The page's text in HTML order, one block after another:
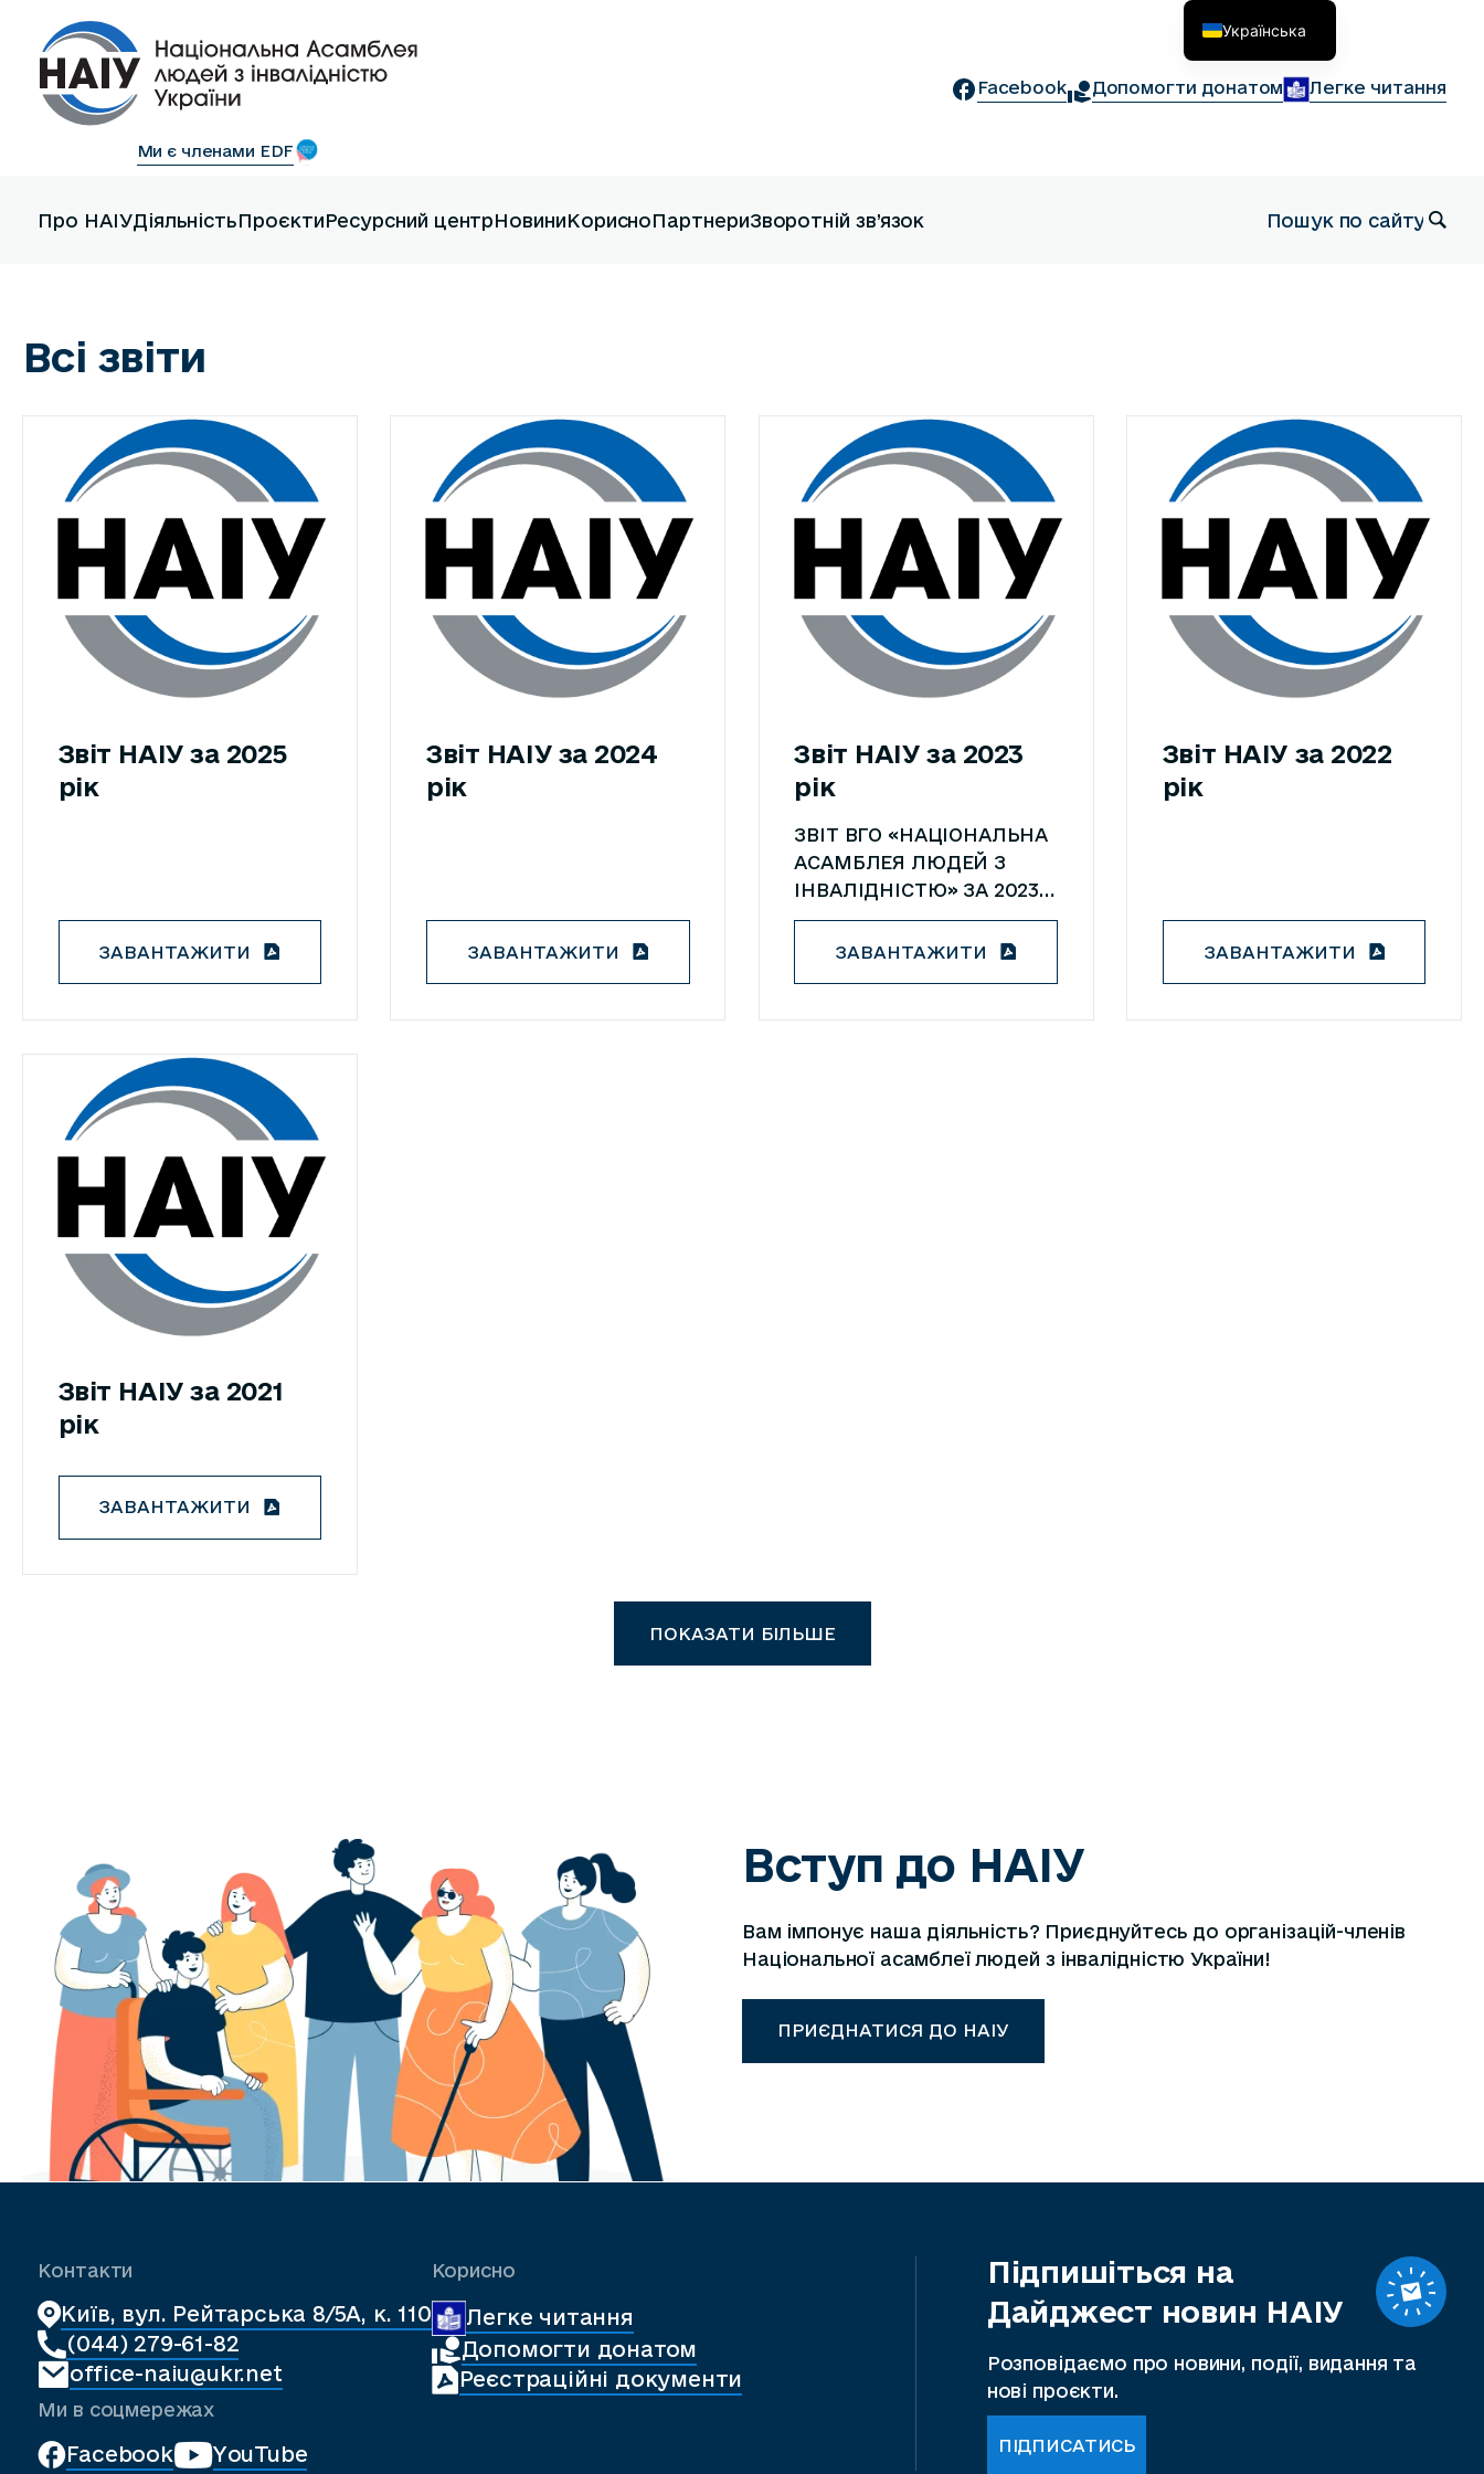
Ми є членами EDF
Facebook Допомогти донатом Легке читання
Про НАІУДіяльністьПроєктиРесурсний центрНовиниКорисноПартнериЗворотній зв’язок
Всі звіти
Звіт НАІУ за 2025
рік
ЗАВАНТАЖИТИ
Звіт НАІУ за 2024
рік
ЗАВАНТАЖИТИ
Звіт НАІУ за 2023
рік
ЗВІТ ВГО «НАЦІОНАЛЬНА
АСАМБЛЕЯ ЛЮДЕЙ З
ІНВАЛІДНІСТЮ» ЗА 2023
РІК 2023 рік, як і
попередній, був складним
великих людських втрат,
ЗАВАНТАЖИТИ
Звіт НАІУ за 2022
рік
ЗАВАНТАЖИТИ
Звіт НАІУ за 2021
рік
ЗАВАНТАЖИТИ
ПОКАЗАТИ БІЛЬШЕ
Вступ до НАІУ
Вам імпонує наша діяльність? Приєднуйтесь до організацій-членів
Національної асамблеї людей з інвалідністю України!
ПРИЄДНАТИСЯ ДО НАІУ
Контакти
Київ, вул. Рейтарська 8/5А, к. 110
(044) 279-61-82
office-naiu@ukr.net
Корисно
Легке читання
Допомогти донатом
Реєстраційні документи
Ми в соцмережах
Facebook YouTube
Підпишіться на
Дайджест новин НАІУ
Розповідаємо про новини, події, видання та
нові проєкти.
ПІДПИСАТИСЬ
Українська
English